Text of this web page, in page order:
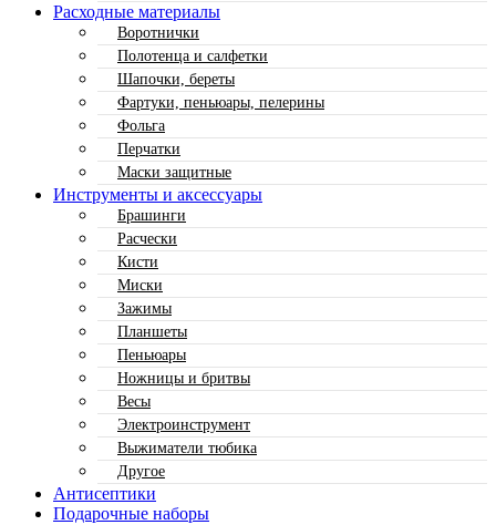
Расходные материалы
Воротнички
Полотенца и салфетки
Шапочки, береты
Фартуки, пеньюары, пелерины
Фольга
Перчатки
Маски защитные
Инструменты и аксессуары
Брашинги
Расчески
Кисти
Миски
Зажимы
Планшеты
Пеньюары
Ножницы и бритвы
Весы
Электроинструмент
Выжиматели тюбика
Другое
Антисептики
Подарочные наборы